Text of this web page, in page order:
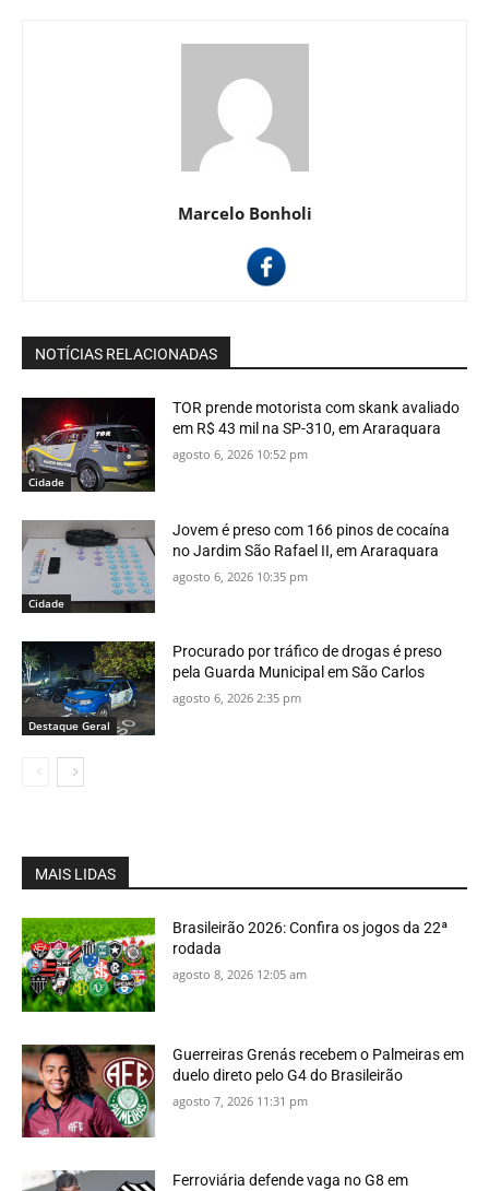
Marcelo Bonholi
NOTÍCIAS RELACIONADAS
Cidade
TOR prende motorista com skank avaliado
em R$ 43 mil na SP-310, em Araraquara
agosto 6, 2026 10:52 pm
Cidade
Jovem é preso com 166 pinos de cocaína
no Jardim São Rafael II, em Araraquara
agosto 6, 2026 10:35 pm
Destaque Geral
Procurado por tráfico de drogas é preso
pela Guarda Municipal em São Carlos
agosto 6, 2026 2:35 pm
MAIS LIDAS
Brasileirão 2026: Confira os jogos da 22ª
rodada
agosto 8, 2026 12:05 am
Guerreiras Grenás recebem o Palmeiras em
duelo direto pelo G4 do Brasileirão
agosto 7, 2026 11:31 pm
Ferroviária defende vaga no G8 em